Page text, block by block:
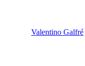
Valentino Galfré